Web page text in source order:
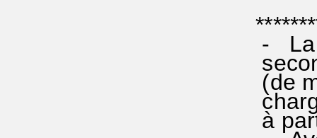
- La
(de
à